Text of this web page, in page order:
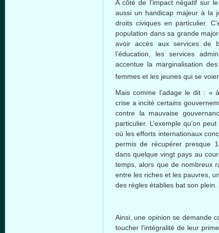
A côté de l’impact négatif sur
aussi un handicap majeur à la
droits civiques en particulier.
population dans sa grande
avoir accès aux services de
l’éducation, les services
accentue la marginalisation
femmes et les jeunes qui se
Mais comme l’adage le dit : «
crise a incité certains
contre la mauvaise
particulier. L’exemple qu’on
où les efforts internationaux
permis de récupérer presque
dans quelque vingt pays au
temps, alors que de nombreux
entre les riches et les pauvres,
des règles établies bat son plein.
Ainsi, une opinion se demande
toucher l’intégralité de leur